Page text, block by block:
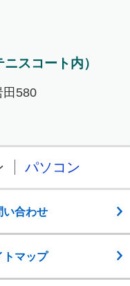
ニスコート内）
田580
パソコン
い合わせ
トマップ